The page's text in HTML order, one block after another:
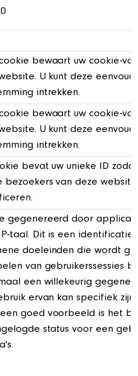
bewaart uw cookie-
U kunt deze
intrekken.
bewaart uw cookie-
U kunt deze
intrekken.
bevat uw unieke ID
bezoekers van deze
gegenereerd door
taal. Dit is een
doeleinden die wordt
van gebruikerssessies
een willekeurig
ervan kan specifiek
goed voorbeeld is het
status voor een